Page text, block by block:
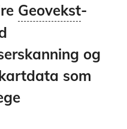
Geovekst
Geovekst er et samarbeid om
forvaltning, drift,
og bruk av geografisk
-
og
som